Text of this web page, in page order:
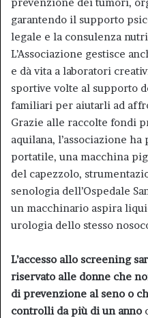
garantendo il supporto
legale e la consulenza
L’Associazione gestisce
e dà vita a laboratori
sportive volte al supporto
familiari per aiutarli ad
Grazie alle raccolte fondi
aquilana, l’associazione
portatile, una macchina
del capezzolo,
senologia dell’Ospedale
un macchinario aspira
urologia dello stesso
L’accesso allo screening
riservato alle donne che
di prevenzione al seno o
controlli da più di un anno